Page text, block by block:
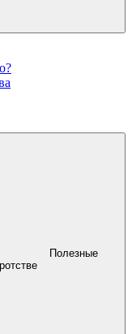
Полезные